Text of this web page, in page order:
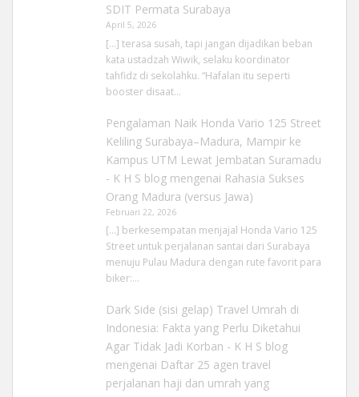
SDIT Permata Surabaya
April 5, 2026
[…] terasa susah, tapi jangan dijadikan beban
kata ustadzah Wiwik, selaku koordinator
tahfidz di sekolahku. “Hafalan itu seperti
booster disaat…
Pengalaman Naik Honda Vario 125 Street
Keliling Surabaya–Madura, Mampir ke
Kampus UTM Lewat Jembatan Suramadu
- K H S blogmengenai Rahasia Sukses
Orang Madura (versus Jawa)
Februari 22, 2026
[…] berkesempatan menjajal Honda Vario 125
Street untuk perjalanan santai dari Surabaya
menuju Pulau Madura dengan rute favorit para
biker:…
Dark Side (sisi gelap) Travel Umrah di
Indonesia: Fakta yang Perlu Diketahui
Agar Tidak Jadi Korban - K H S blog
mengenai Daftar 25 agen travel
perjalanan haji dan umrah yang